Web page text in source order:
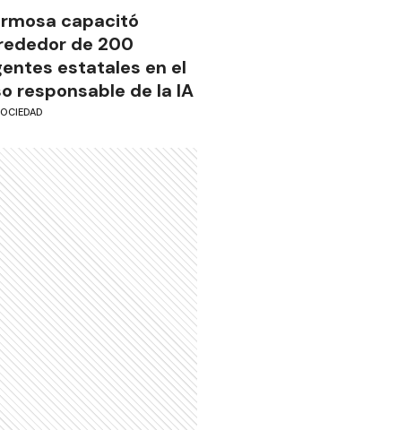
capacitó
de 200
estatales en el
responsable de la IA